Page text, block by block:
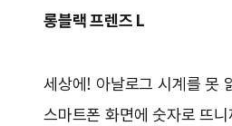
롱블랙 프렌즈 L
세상에! 아날로그 시계를 못
스마트폰 화면에 숫자로 뜨